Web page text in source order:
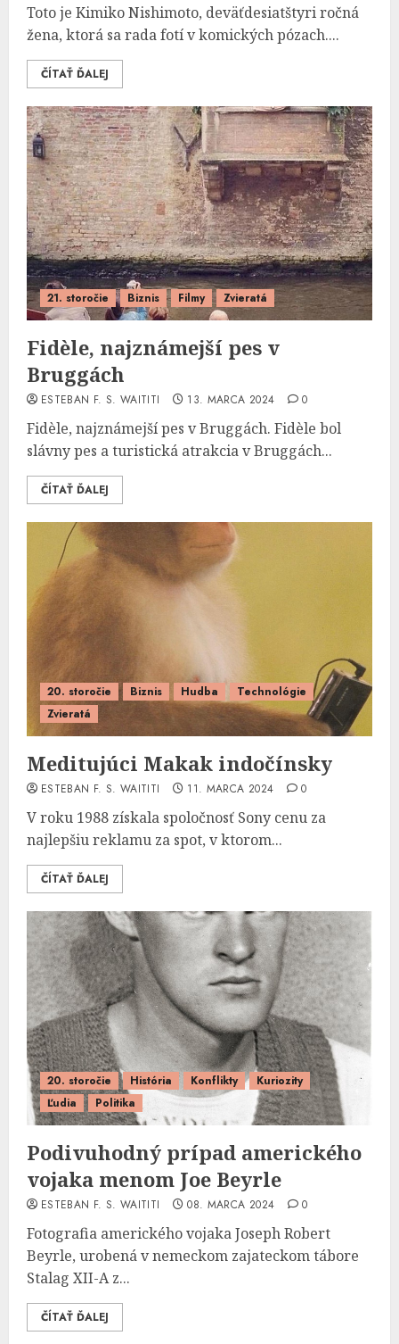
Toto je Kimiko Nishimoto, deväťdesiatštyri ročná
žena, ktorá sa rada fotí v komických pózach....
ČÍTAŤ ĎALEJ
21. storočie Biznis Filmy Zvieratá
Fidèle, najznámejší pes v
Bruggách
ESTEBAN F. S. WAITITI 13. MARCA 2024 0
Fidèle, najznámejší pes v Bruggách. Fidèle bol
slávny pes a turistická atrakcia v Bruggách...
ČÍTAŤ ĎALEJ
20. storočie Biznis Hudba
Technológie
Zvieratá
Meditujúci Makak indočínsky
ESTEBAN F. S. WAITITI 11. MARCA 2024 0
V roku 1988 získala spoločnosť Sony cenu za
najlepšiu reklamu za spot, v ktorom...
ČÍTAŤ ĎALEJ
20. storočie História Konflikty
Kuriozity
Ľudia
Politika
Podivuhodný prípad amerického
vojaka menom Joe Beyrle
ESTEBAN F. S. WAITITI 08. MARCA 2024 0
Fotografia amerického vojaka Joseph Robert
Beyrle, urobená v nemeckom zajateckom tábore
Stalag XII-A z...
ČÍTAŤ ĎALEJ